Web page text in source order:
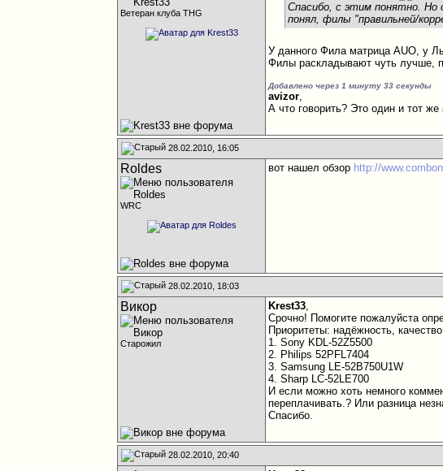
Ветеран клуба THG
Спасибо, с этим понятно. Но
понял, филы "правильней/
У данного Фила матрица AUO, у
Филы раскладывают чуть лучше,
Добавлено через 1 минуту 33 секунды
avizor,
А что говорить? Это один и тот
28.02.2010, 16:05
Roldes
WRC
вот нашел обзор http://
28.02.2010, 18:03
Викор
Старожил
Krest33,
Срочно! Помогите пожалуйста
Приоритеты: надёжность,
1. Sony KDL-52Z5500
2. Philips 52PFL7404
3. Samsung LE-52B750U1W
4. Sharp LC-52LE700
И если можно хоть немного
переплачивать.? Или разница
Спасибо.
28.02.2010, 20:40